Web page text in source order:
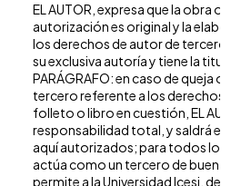
EL AUTOR, expresa que la obra
autorización es original y la
los derechos de autor de
su exclusiva autoría y tiene la
PARÁGRAFO: en caso de queja
tercero referente a los derechos
folleto o libro en cuestión, EL
responsabilidad total, y saldrá
aquí autorizados; para todos los
actúa como un tercero de
permite a la Universidad Icesi, de